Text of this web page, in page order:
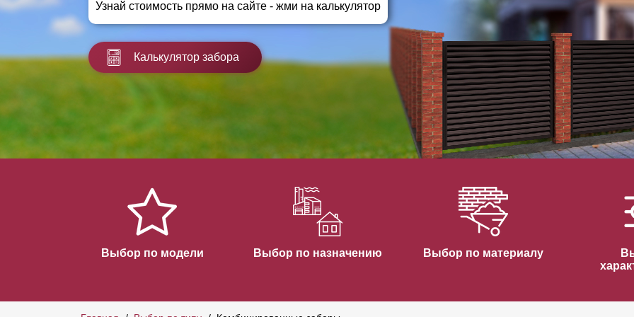
Заборы для дачи
Заборы и ограждения для школ
Забор на участок 10 соток
Горизонтальные заборы
Высокие заборы
Красивые, дизайнерские заборы
ВЫБОР ПО СПОСОБУ МОНТАЖА
Заборы под ключ
Готовые заборы
Быстровозводимые заборы
Узнай стоимость прямо на сайте - жми на калькулятор
Калькулятор забора
Выбор по модели Выбор по назначению Выбор по материалу